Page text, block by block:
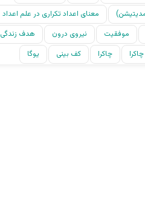
معنای اعداد تکراری در علم اعداد
موفقیت نیروی درون
هدف زندگی
چاکرا کف بینی یوگا